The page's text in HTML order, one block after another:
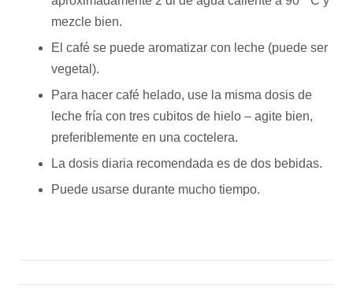
mezcle bien.
El café se puede aromatizar con leche (puede ser
vegetal).
Para hacer café helado, use la misma dosis de
leche fría con tres cubitos de hielo – agite bien,
preferiblemente en una coctelera.
La dosis diaria recomendada es de dos bebidas.
Puede usarse durante mucho tiempo.